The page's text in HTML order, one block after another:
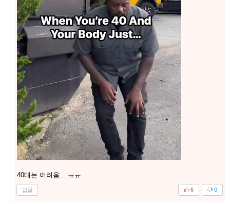
40대는 어려움....ㅠㅠ
답글 0
6